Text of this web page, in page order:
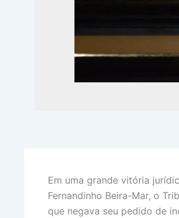
Em uma grande vitória
Fernandinho Beira-Mar, o
que negava seu pedido de